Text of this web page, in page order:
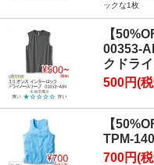
ックな1枚
【
00353-
クドラ
500円(
【
TPM-140
700円(